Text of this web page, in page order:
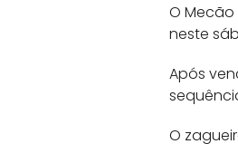
O
neste
Após
O